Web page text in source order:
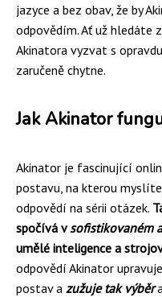
jazyce a bez obav, že by
odpovědím. Ať už hledáte
Akinatora vyzvat s
zaručeně chytne.
Jak Akinator
Akinator je fascinující
postavu, na kterou
odpovědí na sérii otázek.
spočívá vsofistikovaném
umělé inteligence a
odpovědí Akinator
postav a zužuje tak výběr